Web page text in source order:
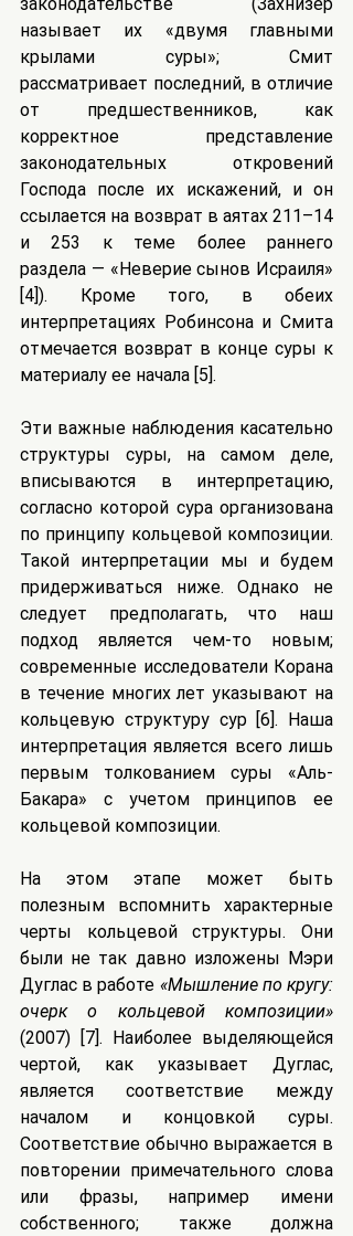
законодательстве (Захнизер
называет их «двумя главными
крылами суры»; Смит
рассматривает последний, в отличие
от предшественников, как
корректное представление
законодательных откровений
Господа после их искажений, и он
ссылается на возврат в аятах 211–14
и 253 к теме более раннего
раздела — «Неверие сынов Исраиля»
[4]). Кроме того, в обеих
интерпретациях Робинсона и Смита
отмечается возврат в конце суры к
материалу ее начала [5].
Эти важные наблюдения касательно
структуры суры, на самом деле,
вписываются в интерпретацию,
согласно которой сура организована
по принципу кольцевой композиции.
Такой интерпретации мы и будем
придерживаться ниже. Однако не
следует предполагать, что наш
подход является чем-то новым;
современные исследователи Корана
в течение многих лет указывают на
кольцевую структуру сур [6]. Наша
интерпретация является всего лишь
первым толкованием суры «Аль-
Бакара» с учетом принципов ее
кольцевой композиции.
На этом этапе может быть
полезным вспомнить характерные
черты кольцевой структуры. Они
были не так давно изложены Мэри
Дуглас в работе «Мышление по кругу:
очерк о кольцевой композиции»
(2007) [7]. Наиболее выделяющейся
чертой, как указывает Дуглас,
является соответствие между
началом и концовкой суры.
Соответствие обычно выражается в
повторении примечательного слова
или фразы, например имени
собственного; также должна